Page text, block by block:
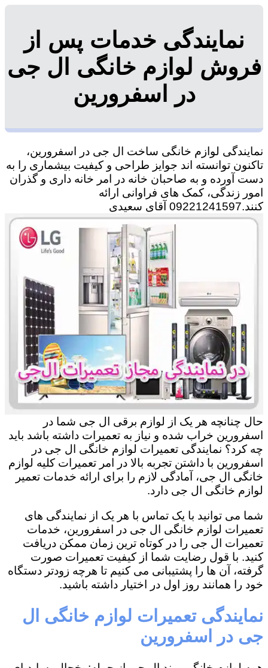
نمایندگی خدمات پس از
فروش لوازم خانگی ال جی
در اسفرورین
نمایندگی لوازم خانگی ساخت ال جی در اسفرورین،
تاکنون توانسته اند جوایز طراحی و کیفیت بیشماری را به
دست آورده و به صاحبان خانه در امر خانه داری و گذران
امور زندگی، کمک های فراوانی ارائه
کنند.09221241597 آقای سعیدی
حال چنانچه هر یک از لوازم برقی ال جی شما در
اسفرورین خراب شده و نیاز به تعمیرات داشته باشد باید
چه کرد؟ نمایندگی تعمیرات لوازم خانگی ال جی در
اسفرورین با داشتن تجربه بالا در امر تعمیرات کلیه لوازم
خانگی ال جی، آمادگی لازم را برای ارائه خدمات تعمیر
لوازم خانگی ال جی دارد.
شما می توانید با یک تماس با هر یک از نمایندگی های
تعمیرات لوازم خانگی ال جی در اسفرورین، خدمات
تعمیرات ال جی را در کوتاه ترین زمان ممکن دریافت
کنید. با قول رضایت شما از کیفیت تعمیرات صورت
گرفته، آن ها را پشتیبانی می کنیم تا هرچه زودتر دستگاه
خود را همانند روز اول در اختیار داشته باشید.
نمایندگی تعمیرات لوازم خانگی ال
جی در اسفرورین